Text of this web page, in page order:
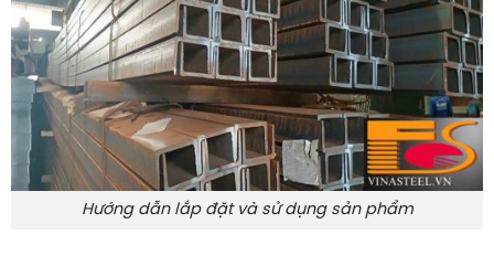
Hướng dẫn lắp đặt và sử dụng sản phẩm